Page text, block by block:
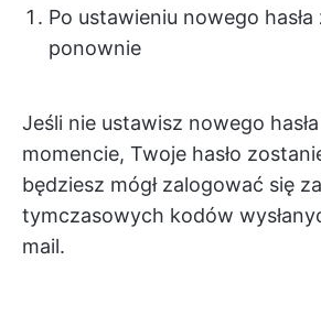
Po ustawieniu nowego hasła
ponownie
Jeśli nie ustawisz nowego
momencie, Twoje hasło
będziesz mógł zalogować się
tymczasowych kodów
mail.